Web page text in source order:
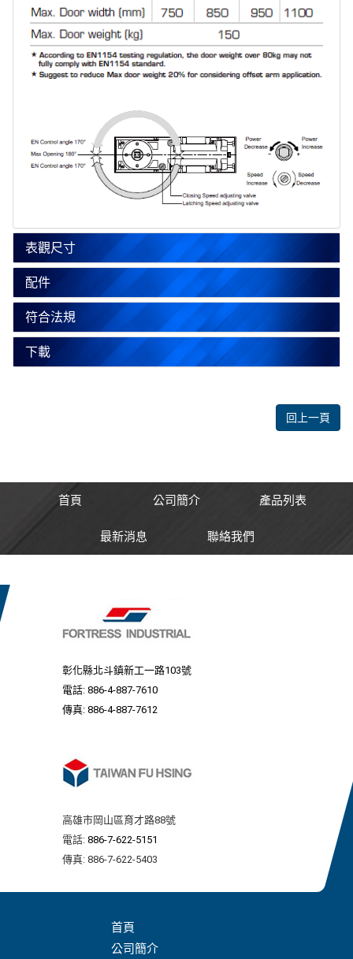
表觀尺寸
配件
符合法規
下載
回上一頁
首頁 公司簡介 產品列表
最新消息 聯絡我們
彰化縣北斗鎮新工一路103號
電話: 886-4-887-7610
傳真: 886-4-887-7612
高雄市岡山區育才路88號
電話: 886-7-622-5151
傳真: 886-7-622-5403
首頁
公司簡介